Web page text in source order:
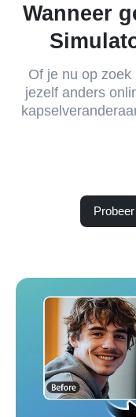
Wanneer
Of je nu op
jezelf anders